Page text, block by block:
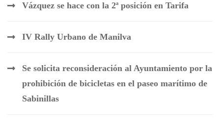
Vázquez se hace con la 2ª posición en Tarifa
IV Rally Urbano de Manilva
Se solicita reconsideración al Ayuntamiento por la
prohibición de bicicletas en el paseo marítimo de
Sabinillas